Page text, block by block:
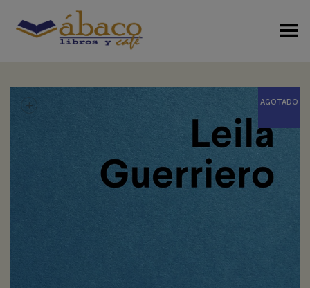
Menú Alterno
AGOTADO
+